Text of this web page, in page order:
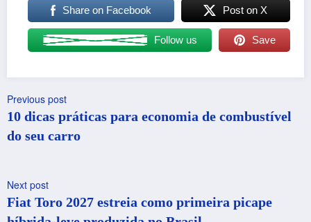
Share on Facebook Post on X
Follow us Save
Previous post
10 dicas práticas para economia de combustível
do seu carro
Next post
Fiat Toro 2027 estreia como primeira picape